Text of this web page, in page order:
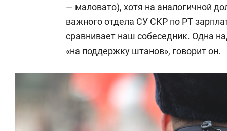
— маловато), хотя на аналогичной
важного отдела СУ СКР по РТ
сравнивает наш собеседник. Одна
«на поддержку штанов», говорит он.